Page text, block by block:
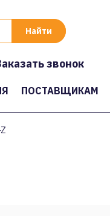
звонок
ПОСТАВЩИКАМ